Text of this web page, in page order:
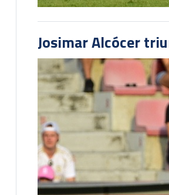
Josimar Alcócer